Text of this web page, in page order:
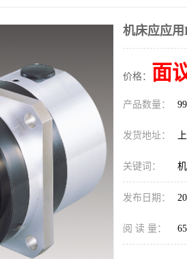
机床应应
价格： 面
产品数量：
发货地址：
关键词：
发布日期：
阅 读 量： 65